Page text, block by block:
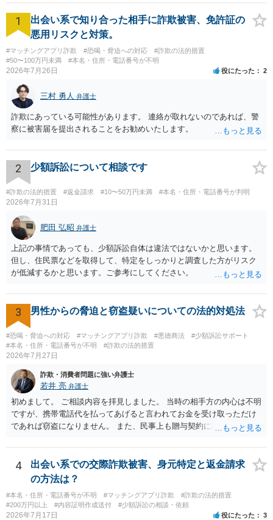
1
出会い系で知り合った相手に詐欺被害、免許証の
悪用リスクと対策。
#マッチングアプリ詐欺 #恐喝・脅迫への対応
#詐欺の法的措置
#50〜100万円未満
#本名・住所・電話番号が不明
2026年7月26日 役にたった 2
三村 勇人 弁護士
詐欺にあっている可能性があります。 連絡が取れないのであれば、警
察に被害届を提出されることをお勧めいたします。
2 少額訴訟について相談です
#詐欺の法的措置 #返金請求 #10〜50万円未満 #本名・住所・電話番号が判明
2026年7月31日
肥田 弘昭 弁護士
上記の事情であっても、少額訴訟自体は違法ではないかと思います。
但し、住民票などを取得して、特定をしっかりと調査した方がリスク
が低減するかと思います。ご参考にしてください。
3 男性からの脅迫と窃盗疑いについての法的対処法
#恐喝・脅迫への対応 #マッチングアプリ詐欺 #悪徳商法
#少額訴訟サポート
#本名・住所・電話番号が不明
#詐欺の法的措置
2026年7月27日
詐欺・消費者問題に強い弁護士
若井 亮 弁護士
初めまして。 ご相談内容を拝見しました。 当時の相手方の内心は不明
ですが、携帯電話代を払ってあげると言われてお金を受け取っただけ
であれば窃盗になりません。 また、民事上も贈与契約に該当すると思
ず、可能であればブロックをするようにしてください。 ご不安であれ
ば、最寄りの警察署に相談をしても良いかもしれません。 以上、ご参
考になれば幸いです。
4
出会い系での交際詐欺被害、身元特定と返金請求
の方法は？
#本名・住所・電話番号が不明 #マッチングアプリ詐欺
#詐欺の法的措置
#200万円以上
#内容証明作成送付 #少額訴訟の相談・依頼
2026年7月17日 役にたった 3